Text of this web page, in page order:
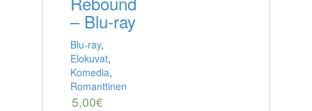
– Blu-ray
Blu-ray,
Elokuvat,
Komedia,
Romanttinen
5,00€